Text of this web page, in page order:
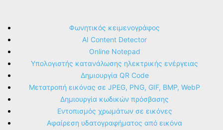
Φωνητικός κειμενογράφος
AI Content Detector
Online Notepad
Υπολογιστής κατανάλωσης ηλεκτρικής ενέργειας
Δημιουργία QR Code
Μετατροπή εικόνας σε JPEG, PNG, GIF, BMP, WebP
Δημιουργία κωδικών πρόσβασης
Εντοπισμός χρωμάτων σε εικόνες
Αφαίρεση υδατογραφήματος από εικόνα